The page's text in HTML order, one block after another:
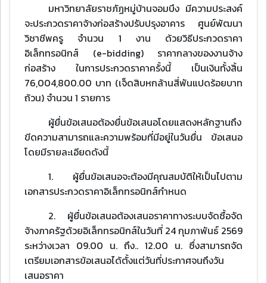
มหาวิทยาลัยราชภัฏหมู่บ้านจอมบึง มีความประสงค์
จะประกวดราคาจ้างก่อสร้างปรับปรุงอาคาร ศูนย์พัฒนา
วิชาชีพครู จํานวน 1 งาน ด้วยวิธีประกวดราคา
อิเล็กทรอนิกส์ (e-bidding) ราคากลางของงานจ้าง
ก่อสร้าง ในการประกวดราคาครั้งนี้ เป็นเงินทั้งสิ้น
76,004,800.00 บาท (เจ็ดสิบหกล้านสี่พันแปดร้อยบาท
ถ้วน) จํานวน 1 รายการ
ผู้ยื่นข้อเสนอต้องยื่นข้อเสนอโดยแสดงหลักฐานถึง
ขีดความสามารถและความพร้อมที่มีอยู่ในวันยื่น ข้อเสนอ
โดยมีรายละเอียดดังนี้
1. ผู้ยื่นข้อเสนอจะต้องมีคุณสมบัติให้เป็นไปตาม
เอกสารประกวดราคาอิเล็กทรอนิกส์กําหนด
2. ผู้ยื่นข้อเสนอต้องเสนอราคาทางระบบจัดซื้อจัด
จ้างภาครัฐด้วยอิเล็กทรอนิกส์ในวันที่ 24 กุมภาพันธ์ 2569
ระหว่างเวลา 09.00 น. ถึง.. 12.00 น. ซึ่งสามารถจัด
เตรียมเอกสารข้อเสนอได้ตั้งแต่วันที่ประกาศจนถึงวัน
เสนอราคา